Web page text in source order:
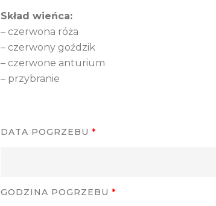
Skład wieńca:
– czerwona róża
– czerwony goździk
– czerwone anturium
– przybranie
DATA POGRZEBU*
GODZINA POGRZEBU*